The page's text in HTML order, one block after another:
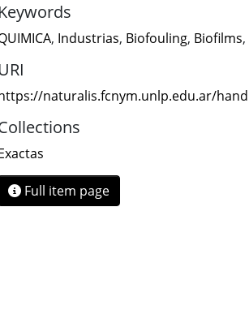
Keywords
, Industrias, Biofouling, Biofilms,
naturalis.fcnym.unlp.edu.ar/
Full item page